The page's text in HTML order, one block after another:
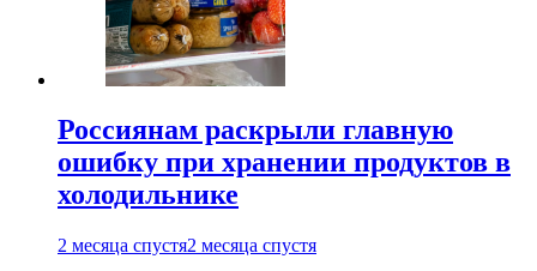
Россиянам раскрыли главную
ошибку при хранении продуктов в
холодильнике
2 месяца спустя2 месяца спустя